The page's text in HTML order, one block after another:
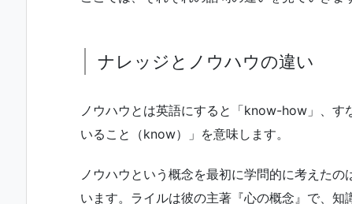
ナレッジとノウハウの違い
ノウハウとは英語にすると「know-how」、
いること（know）」を意味します。
ノウハウという概念を最初に学問的に考えた
います。ライルは彼の主著『心の概念』で、